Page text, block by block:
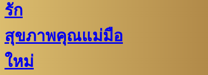
รัก
สุขภาพคุณแม่มือ
ใหม่